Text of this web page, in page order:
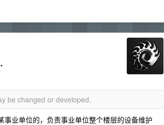
be changed or developed.
业单位的，负责事业单位整个楼层的设备维护